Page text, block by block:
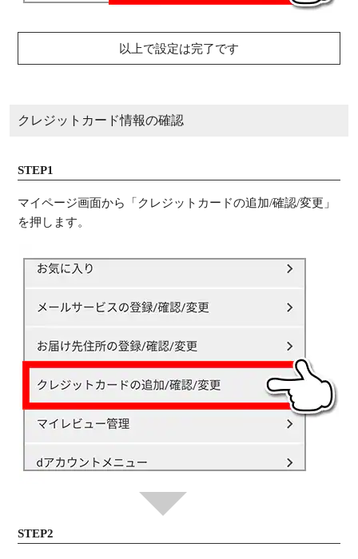
以上で設定は完了です
クレジットカード情報の確認
STEP1
マイページ画面から「クレジットカードの追加/確認/変更」
を押します。
STEP2